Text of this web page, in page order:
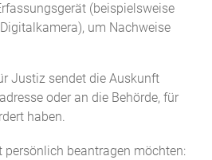
(beispielsweise
um Nachweise
Justiz sendet die Auskunft
oder an die Behörde, für
haben.
persönlich beantragen möchten: